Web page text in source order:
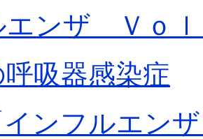
エンザ Ｖｏ
吸器感染症
インフルエン